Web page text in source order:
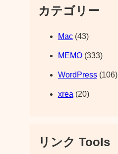
カテゴリー
Mac(43)
MEMO(333)
WordPress(106)
xrea (20)
リンク Tools